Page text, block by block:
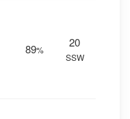
89%
20
SSW